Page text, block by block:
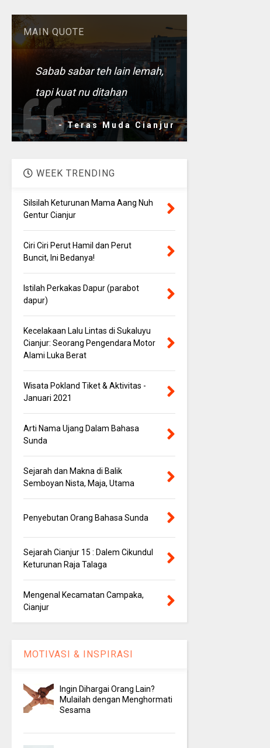
MAIN QUOTE
Sabab sabar teh lain lemah,
tapi kuat nu ditahan
- Teras Muda Cianjur
WEEK TRENDING
Silsilah Keturunan Mama Aang Nuh
Gentur Cianjur
Ciri Ciri Perut Hamil dan Perut
Buncit, Ini Bedanya!
Istilah Perkakas Dapur (parabot
dapur)
Kecelakaan Lalu Lintas di Sukaluyu
Cianjur: Seorang Pengendara Motor
Alami Luka Berat
Wisata Pokland Tiket & Aktivitas -
Januari 2021
Arti Nama Ujang Dalam Bahasa
Sunda
Sejarah dan Makna di Balik
Semboyan Nista, Maja, Utama
Penyebutan Orang Bahasa Sunda
Sejarah Cianjur 15 : Dalem Cikundul
Keturunan Raja Talaga
Mengenal Kecamatan Campaka,
Cianjur
MOTIVASI & INSPIRASI
Ingin Dihargai Orang Lain?
Mulailah dengan Menghormati
Sesama